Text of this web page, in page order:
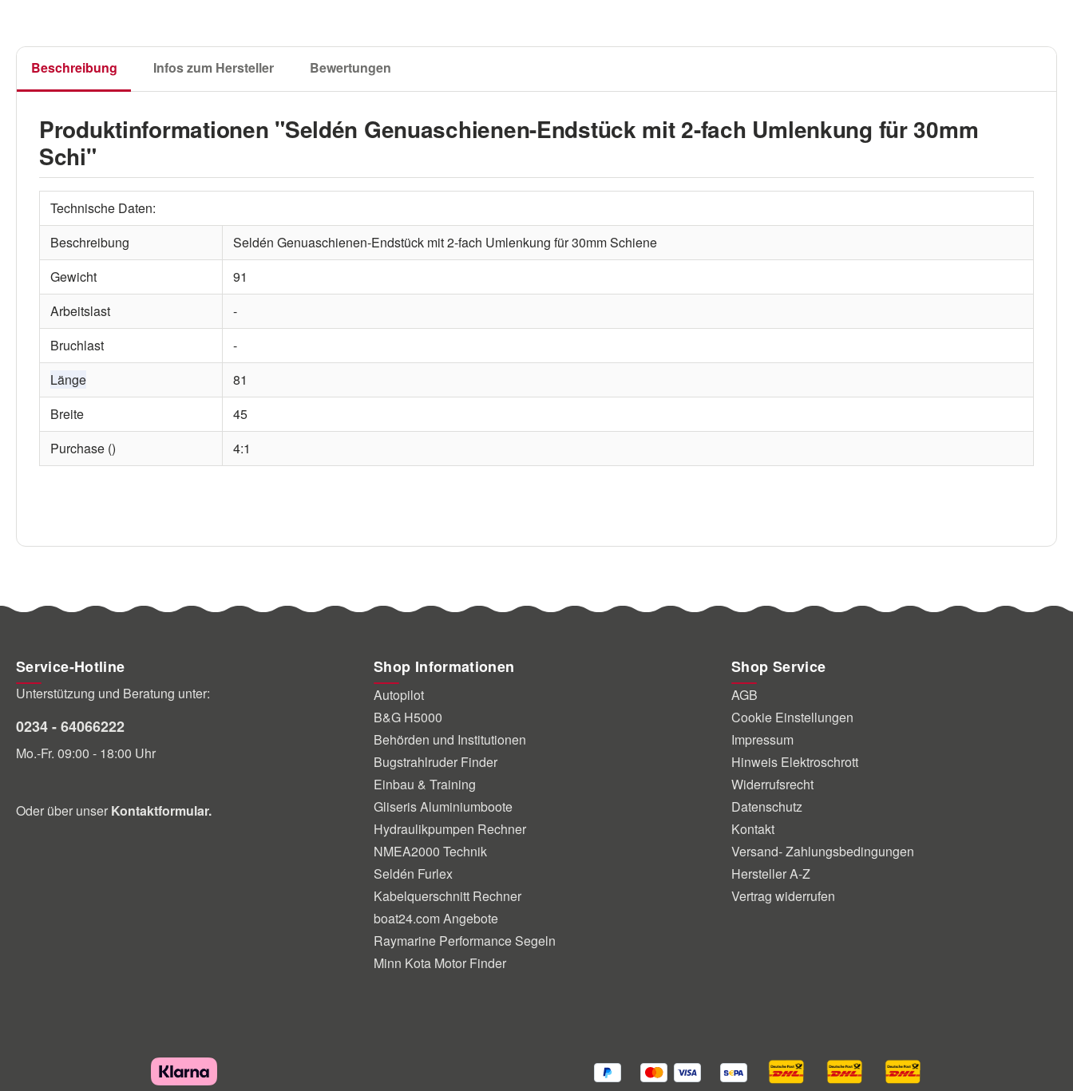
Beschreibung Infos zum Hersteller Bewertungen
Produktinformationen "Seldén Genuaschienen-Endstück mit 2-fach Umlenkung für 30mm
Schi"
Technische Daten:
Beschreibung
Seldén Genuaschienen-Endstück mit 2-fach Umlenkung für 30mm Schiene
Gewicht
91
Arbeitslast
-
Bruchlast
-
Länge
81
Breite
45
Purchase ()
4:1
Service-Hotline
Unterstützung und Beratung unter:
0234 - 64066222
Mo.-Fr. 09:00 - 18:00 Uhr
Oder über unser Kontaktformular.
Shop Informationen
Autopilot
B&G H5000
Behörden und Institutionen
Bugstrahlruder Finder
Einbau & Training
Gliseris Aluminiumboote
Hydraulikpumpen Rechner
NMEA2000 Technik
Seldén Furlex
Kabelquerschnitt Rechner
boat24.com Angebote
Raymarine Performance Segeln
Minn Kota Motor Finder
Shop Service
AGB
Cookie Einstellungen
Impressum
Hinweis Elektroschrott
Widerrufsrecht
Datenschutz
Kontakt
Versand- Zahlungsbedingungen
Hersteller A-Z
Vertrag widerrufen